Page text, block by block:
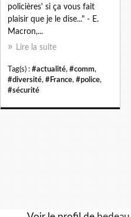
policières' si ça vous fait
plaisir que je le dise..." - E.
Macron,...
Lire la suite
Tag(s) : #actualité, #comm,
#diversité, #France, #police,
#sécurité